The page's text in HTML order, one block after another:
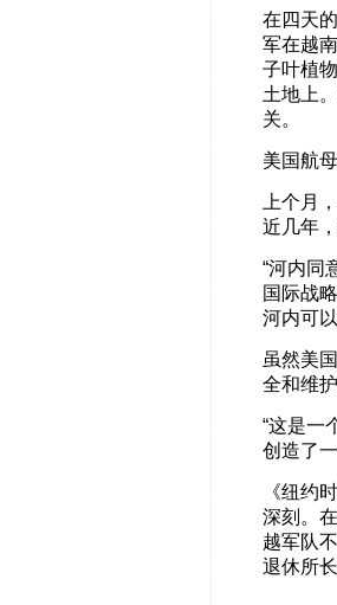
在四天
军在越
子叶植
土地上
关。
美国航
上个月
近几年
“河内同
国际战
河内可
虽然美
全和维
“这是一
创造了
《纽约
深刻。
越军队
退休所